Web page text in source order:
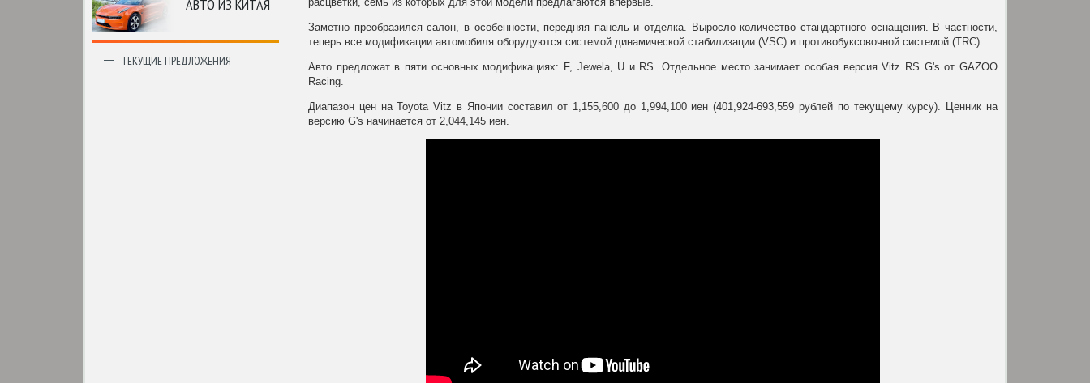
АВТО ИЗ КИТАЯ
ТЕКУЩИЕ ПРЕДЛОЖЕНИЯ
Заметно преобразился салон, в особенности, передняя панель и отделка. Выросло количество стандартного оснащения. В частности,
теперь все модификации автомобиля оборудуются системой динамической стабилизации (VSC) и противобуксовочной системой (TRC).
Авто предложат в пяти основных модификациях: F, Jewela, U и RS. Отдельное место занимает особая версия Vitz RS G's от GAZOO
Racing.
Диапазон цен на Toyota Vitz в Японии составил от 1,155,600 до 1,994,100 иен (401,924-693,559 рублей по текущему курсу). Ценник на
версию G's начинается от 2,044,145 иен.